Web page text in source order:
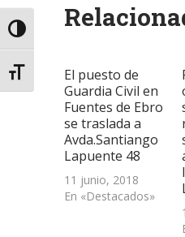
Alternar alto contraste
Alternar tamaño de letra
en
una
en
una
El puesto de
Guardia Civil en
Fuentes de Ebro
se traslada a
Avda.Santiango
Lapuente 48
11 junio, 2018
En «Destacados»